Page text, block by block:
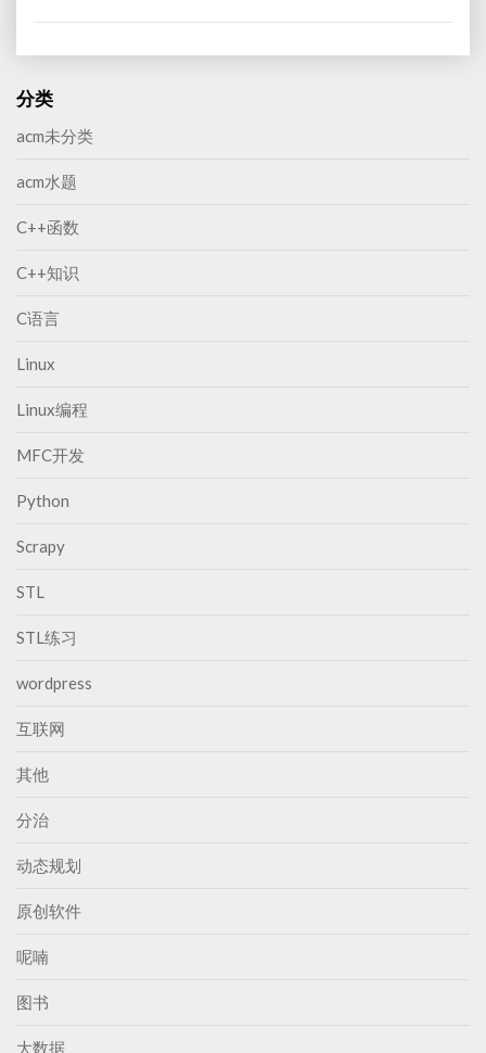
r
n
g
a
c
i
g
a
d
分类
acm未分类
acm水题
C++函数
C++知识
C语言
Linux
Linux编程
MFC开发
Python
Scrapy
STL
STL练习
wordpress
互联网
其他
分治
动态规划
原创软件
呢喃
图书
大数据